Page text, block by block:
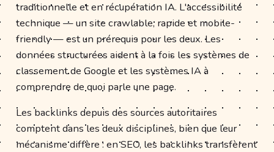
traditionnelle et en récupération IA. L'accessibilité
technique — un site crawlable, rapide et mobile-
friendly — est un prérequis pour les deux. Les
données structurées aident à la fois les systèmes de
classement de Google et les systèmes IA à
comprendre de quoi parle une page.
Les backlinks depuis des sources autoritaires
comptent dans les deux disciplines, bien que leur
mécanisme diffère : en SEO, les backlinks transfèrent